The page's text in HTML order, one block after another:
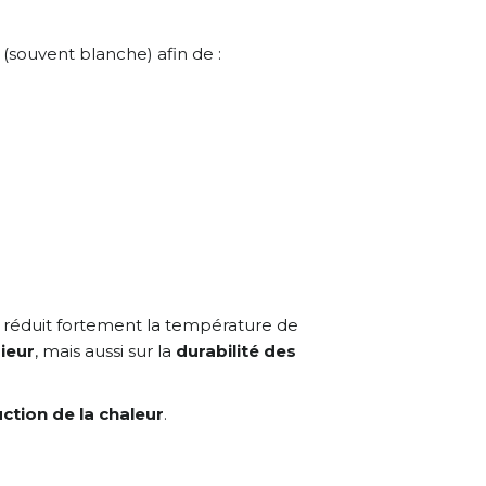
blanche) afin de :
fortement la température de
, mais aussi sur la durabilité des
de la chaleur.